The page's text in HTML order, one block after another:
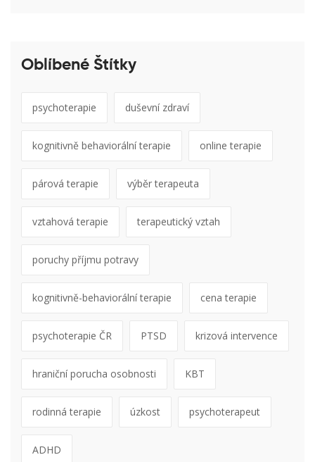
Oblíbené Štítky
psychoterapie duševní zdraví
kognitivně behaviorální terapie online terapie
párová terapie výběr terapeuta
vztahová terapie terapeutický vztah
poruchy příjmu potravy
kognitivně-behaviorální terapie cena terapie
psychoterapie ČR PTSD krizová intervence
hraniční porucha osobnosti KBT
rodinná terapie úzkost psychoterapeut
ADHD